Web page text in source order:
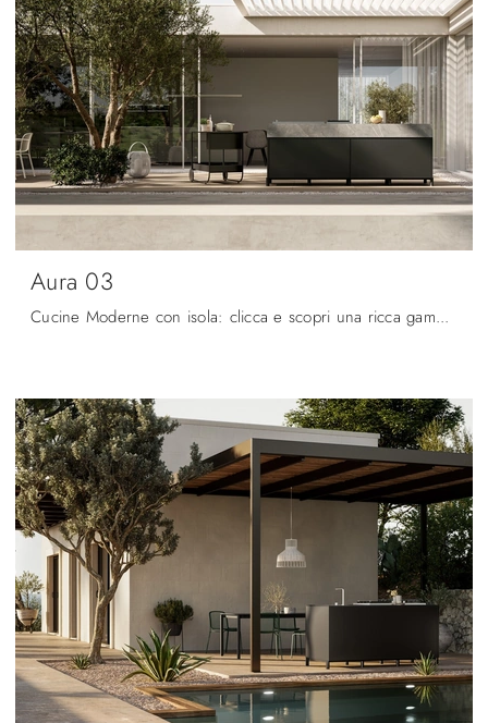
Aura 03
Cucine Moderne con isola: clicca e scopri una ricca gamma di soluzioni della marca Arredo3, tra cui il modello Aura 03.